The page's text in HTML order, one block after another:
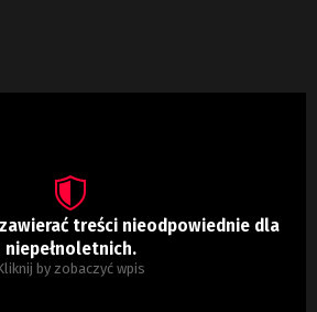
treści nieodpowiednie dla
niepełnoletnich.
by zobaczyć wpis